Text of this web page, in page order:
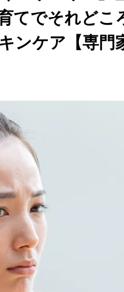
てでそれど
ンケア【専門